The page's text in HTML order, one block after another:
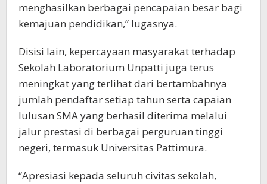
menghasilkan berbagai pencapaian besar bagi
kemajuan pendidikan,” lugasnya.
Disisi lain, kepercayaan masyarakat terhadap
Sekolah Laboratorium Unpatti juga terus
meningkat yang terlihat dari bertambahnya
jumlah pendaftar setiap tahun serta capaian
lulusan SMA yang berhasil diterima melalui
jalur prestasi di berbagai perguruan tinggi
negeri, termasuk Universitas Pattimura.
“Apresiasi kepada seluruh civitas sekolah,